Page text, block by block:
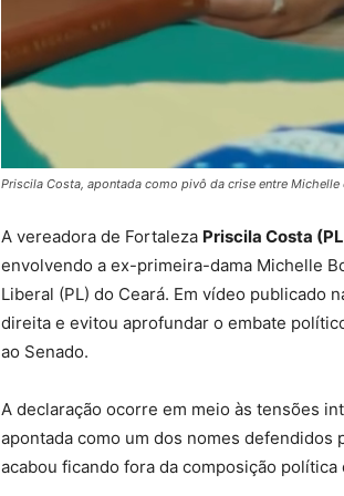
Priscila Costa, apontada como pivô da crise entre
A vereadora de Fortaleza Priscila Costa
envolvendo a ex-primeira-dama Michelle
Liberal (PL) do Ceará. Em vídeo publicado
direita e evitou aprofundar o embate
ao Senado.
A declaração ocorre em meio às tensões
apontada como um dos nomes
acabou ficando fora da composição